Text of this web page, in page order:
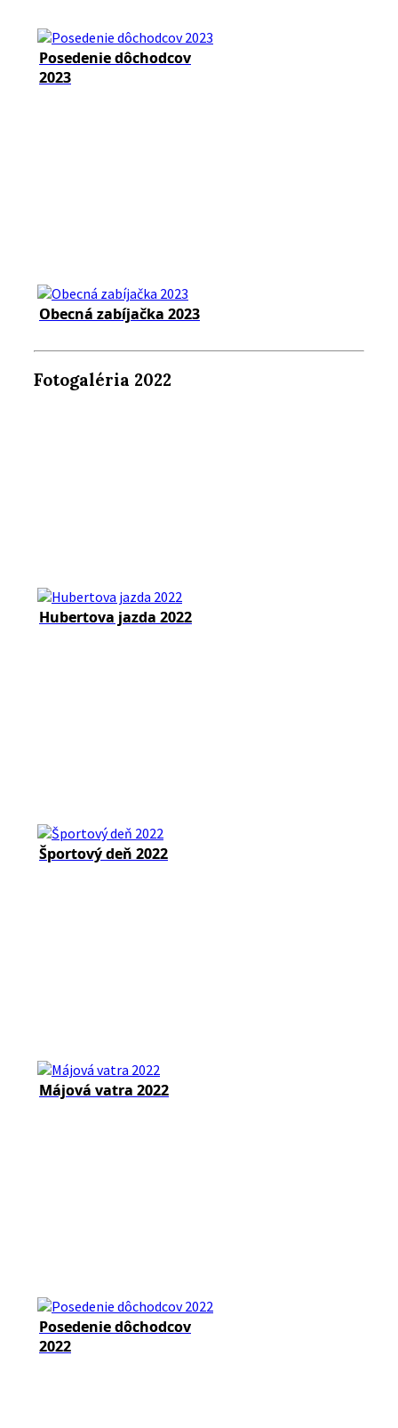
Posedenie dôchodcov
2023
Obecná zabíjačka 2023
Fotogaléria 2022
Hubertova jazda 2022
Športový deň 2022
Májová vatra 2022
Posedenie dôchodcov
2022